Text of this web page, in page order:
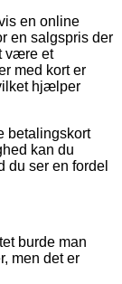
en online
en salgspris der
være et
med kort er
hjælper
betalingskort
kan du
ser en fordel
burde man
men det er